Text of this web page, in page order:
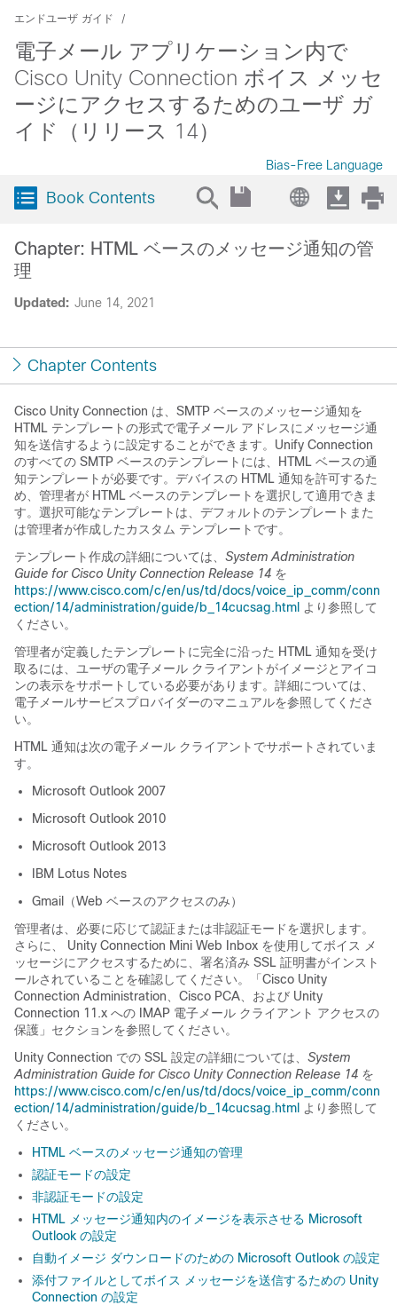
エンドユーザ ガイド
電子メール アプリケーション内で
Cisco Unity Connection ボイス メッセ
ージにアクセスするためのユーザ ガ
イド（リリース 14）
Bias-Free Language
Book Contents
Updated: June 14, 2021
Chapter: HTML ベースのメッセージ通知の管
理
Chapter Contents
Cisco Unity Connection は、SMTP ベースのメッセージ通知を
HTML テンプレートの形式で電子メール アドレスにメッセージ通
知を送信するように設定することができます。Unify Connection
のすべての SMTP ベースのテンプレートには、HTML ベースの通
知テンプレートが必要です。デバイスの HTML 通知を許可するた
め、管理者が HTML ベースのテンプレートを選択して適用できま
す。選択可能なテンプレートは、デフォルトのテンプレートまた
は管理者が作成したカスタム テンプレートです。
テンプレート作成の詳細については、 System Administration
Guide for Cisco Unity Connection Release 14 を
https://www.cisco.com/c/en/us/td/docs/voice_ip_comm/conn
ection/14/administration/guide/b_14cucsag.html より参照して
ください。
管理者が定義したテンプレートに完全に沿った HTML 通知を受け
取るには、ユーザの電子メール クライアントがイメージとアイコ
ンの表示をサポートしている必要があります。詳細については、
電子メールサービスプロバイダーのマニュアルを参照してくださ
い。
HTML 通知は次の電子メール クライアントでサポートされていま
す。
Microsoft Outlook 2007
Microsoft Outlook 2010
Microsoft Outlook 2013
IBM Lotus Notes
Gmail（Web ベースのアクセスのみ）
管理者は、必要に応じて認証または非認証モードを選択します。
さらに、 Unity Connection Mini Web Inbox を使用してボイス メ
ッセージにアクセスするために、署名済み SSL 証明書がインスト
ールされていることを確認してください。「Cisco Unity
Connection Administration、Cisco PCA、および Unity
Connection 11.x への IMAP 電子メール クライアント アクセスの
保護」セクションを参照してください。
Unity Connection での SSL 設定の詳細については、 System
Administration Guide for Cisco Unity Connection Release 14 を
https://www.cisco.com/c/en/us/td/docs/voice_ip_comm/conn
ection/14/administration/guide/b_14cucsag.html より参照して
ください。
HTML ベースのメッセージ通知の管理
認証モードの設定
非認証モードの設定
HTML メッセージ通知内のイメージを表示させる Microsoft
Outlook の設定
自動イメージ ダウンロードのための Microsoft Outlook の設定
添付ファイルとしてボイス メッセージを送信するための Unity
Connection の設定